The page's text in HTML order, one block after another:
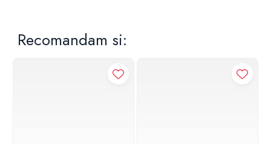
Recomandam si: